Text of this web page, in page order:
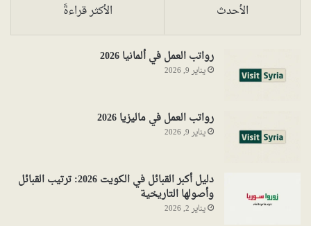
الأحدث الأكثر قراءةً
رواتب العمل في ألمانيا 2026
يناير 9, 2026
رواتب العمل في ماليزيا 2026
يناير 9, 2026
دليل أكبر القبائل في الكويت 2026: ترتيب القبائل
وأصولها التاريخية
يناير 2, 2026